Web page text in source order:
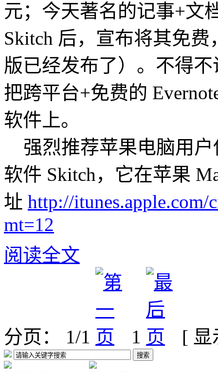
元；今天著名的记事+文
Skitch 后，宣布将其免
版已经发布了）。不得
把跨平台+免费的
软件上。
强烈推荐苹果电脑用户
软件 Skitch，它在苹果
址 http://itunes.apple.com/
mt=12
阅读全文
分页： 1/1 1 [